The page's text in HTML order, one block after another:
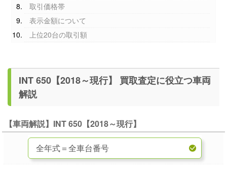
取引価格帯
表示金額について
上位20台の取引額
INT 650【2018～現行】 買取査定に役立つ車両
解説
【車両解説】INT 650【2018～現行】